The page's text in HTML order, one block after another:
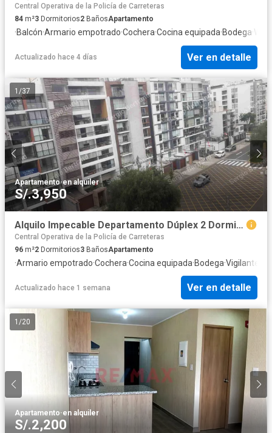
Central Operativa de la Policía de Carreteras
84 m²3 Dormitorios2 BañosApartamento
·Balcón·Armario empotrado·Cochera·Cocina equipada·Bodega·Wifi
Actualizado hace 4 días Ver en detalle
1 /37
Apartamento·en alquiler
S/.3,950
Alquilo Impecable Departamento Dúplex 2 Dormitorios ( Frente al Pentagónito) Zona A1 Chacarilla San Borja
Central Operativa de la Policía de Carreteras
96 m²2 Dormitorios3 BañosApartamento
·Armario empotrado·Cochera·Cocina equipada·Bodega·Vigilante
Actualizado hace 1 semana Ver en detalle
1 /20
Apartamento·en alquiler
S/.2,200